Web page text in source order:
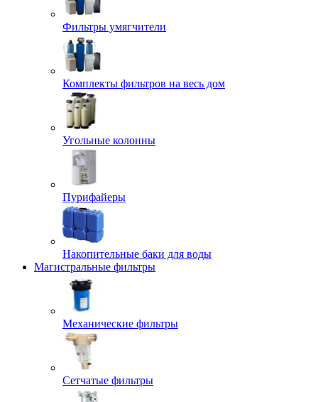
Фильтры умягчители
Комплекты фильтров на весь дом
Угольные колонны
Пурифайеры
Накопительные баки для воды
Магистральные фильтры
Механические фильтры
Сетчатые фильтры